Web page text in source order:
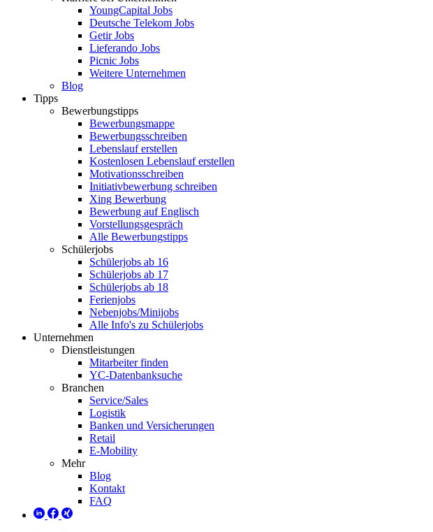
YoungCapital Jobs
Deutsche Telekom Jobs
Getir Jobs
Lieferando Jobs
Picnic Jobs
Weitere Unternehmen
Blog
Tipps
Bewerbungstipps
Bewerbungsmappe
Bewerbungsschreiben
Lebenslauf erstellen
Kostenlosen Lebenslauf erstellen
Motivationsschreiben
Initiativbewerbung schreiben
Xing Bewerbung
Bewerbung auf Englisch
Vorstellungsgespräch
Alle Bewerbungstipps
Schülerjobs
Schülerjobs ab 16
Schülerjobs ab 17
Schülerjobs ab 18
Ferienjobs
Nebenjobs/Minijobs
Alle Info's zu Schülerjobs
Unternehmen
Dienstleistungen
Mitarbeiter finden
YC-Datenbanksuche
Branchen
Service/Sales
Logistik
Banken und Versicherungen
Retail
E-Mobility
Mehr
Blog
Kontakt
FAQ